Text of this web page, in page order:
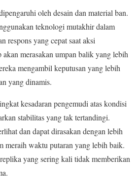
oleh desain dan material ban.
teknologi mutakhir dalam
respons yang cepat saat aksi
akan merasakan umpan balik yang lebih
mengambil keputusan yang lebih
yang dinamis.
kesadaran pengemudi atas kondisi
stabilitas yang tak tertandingi.
dan dapat dirasakan dengan lebih
meraih waktu putaran yang lebih baik.
yang sering kali tidak memberikan